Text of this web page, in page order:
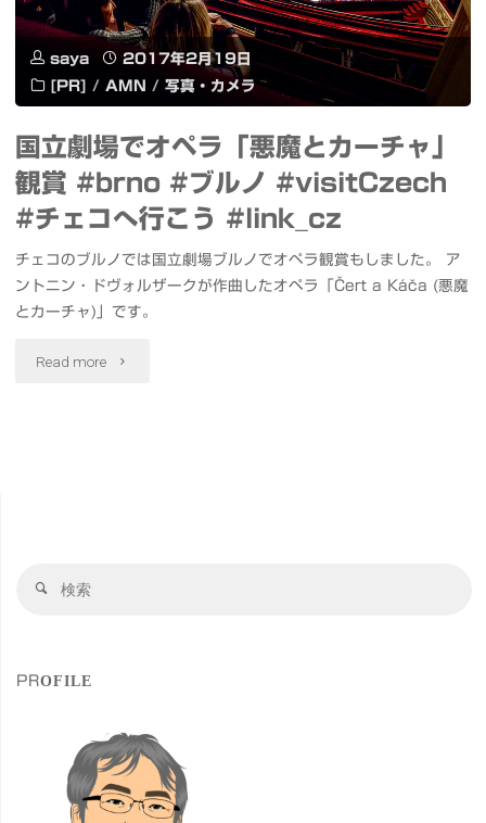
saya
2017年2月19日
[PR] / AMN / 写真・カメラ
国立劇場でオペラ「悪魔とカーチャ」
観賞 #brno #ブルノ #visitCzech
#チェコへ行こう #link_cz
チェコのブルノでは国立劇場ブルノでオペラ観賞もしました。 ア
ントニン・ドヴォルザークが作曲したオペラ「Čert a Káča (悪魔
とカーチャ)」です。
Read more "国
魔
と
検
PROFILE